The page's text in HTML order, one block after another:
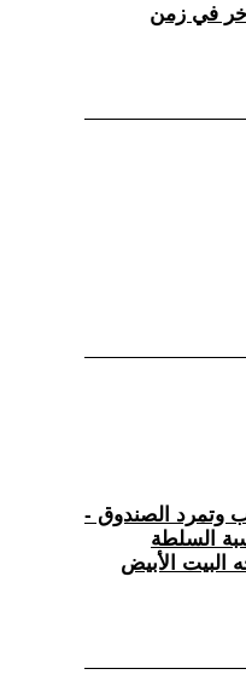
في زمن
وتمرد الصندوق -
السلطة
البيت الأبيض